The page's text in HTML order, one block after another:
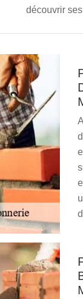
découvrir